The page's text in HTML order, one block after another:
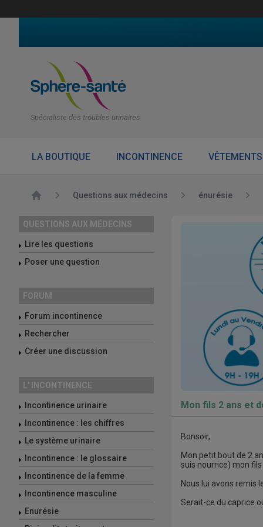
Spécialiste des troubles urinaires
LA BOUTIQUE INCONTINENCE VÊTEMENTS
Accueil Questions aux médecins énurésie
QUESTIONS AUX MÉDECINS
Lire les questions
Poser une question
FORUM
Forum incontinence
Rechercher
Créer une discussion
L' INCONTINENCE
Incontinence urinaire
Incontinence : les chiffres
Le système urinaire
Incontinence : le glossaire
Incontinence de la femme
Incontinence masculine
Enurésie
Mon fils 2 ans et
Bonsoir,
Mon petit bout de 2
suis nourrice) mon
Nous lui avons remis
Serait-ce du caprice